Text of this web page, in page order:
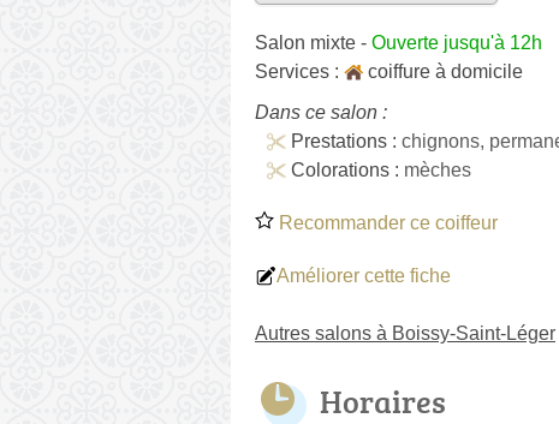
Salon mixte - Ouverte jusqu'à 12h
Services :
coiffure à domicile
Dans ce salon :
Prestations : chignons,
Colorations : mèches
Recommander ce coiffeur
Améliorer cette fiche
Autres salons à Boissy-Saint-Léger
Horaires